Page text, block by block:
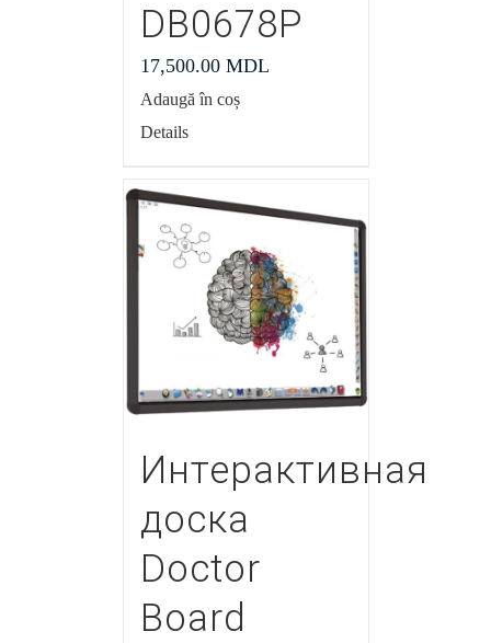
DB0678P
17,500.00 MDL
Adaugă în coș
Details
Интерактивная
доска
Doctor
Board